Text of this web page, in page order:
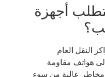
أجهزة
العام
هواتف مقاومة